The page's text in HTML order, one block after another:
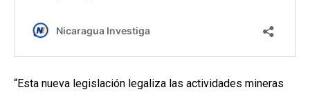
“Esta nueva legislación legaliza las actividades mineras